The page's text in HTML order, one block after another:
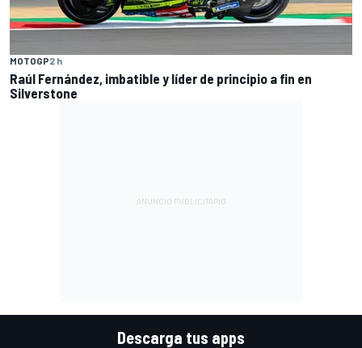
MOTOGP2 h
Raúl Fernández, imbatible y líder de principio a fin en
Silverstone
Descarga tus apps